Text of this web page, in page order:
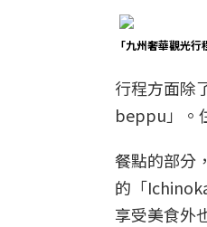
「九州奢華觀光
行程方面除
beppu」。
餐點的部分
的「
享受美食外